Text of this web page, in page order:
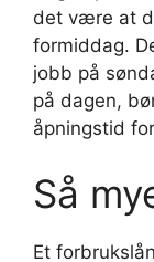
det være at
formiddag.
jobb på
på dagen,
åpningstid
Så
Et